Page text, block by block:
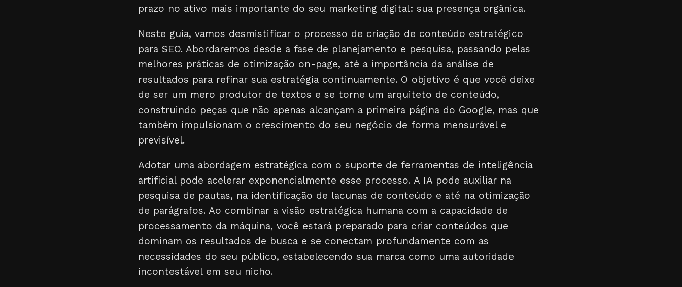
prazo no ativo mais importante do seu marketing digital: sua presença orgânica.
Neste guia, vamos desmistificar o processo de criação de conteúdo estratégico
para SEO. Abordaremos desde a fase de planejamento e pesquisa, passando pelas
melhores práticas de otimização on-page, até a importância da análise de
resultados para refinar sua estratégia continuamente. O objetivo é que você deixe
de ser um mero produtor de textos e se torne um arquiteto de conteúdo,
construindo peças que não apenas alcançam a primeira página do Google, mas que
também impulsionam o crescimento do seu negócio de forma mensurável e
previsível.
Adotar uma abordagem estratégica com o suporte de ferramentas de inteligência
artificial pode acelerar exponencialmente esse processo. A IA pode auxiliar na
pesquisa de pautas, na identificação de lacunas de conteúdo e até na otimização
de parágrafos. Ao combinar a visão estratégica humana com a capacidade de
processamento da máquina, você estará preparado para criar conteúdos que
dominam os resultados de busca e se conectam profundamente com as
necessidades do seu público, estabelecendo sua marca como uma autoridade
incontestável em seu nicho.